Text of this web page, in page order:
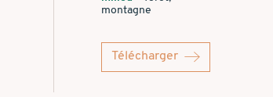
montagne
Télécharger